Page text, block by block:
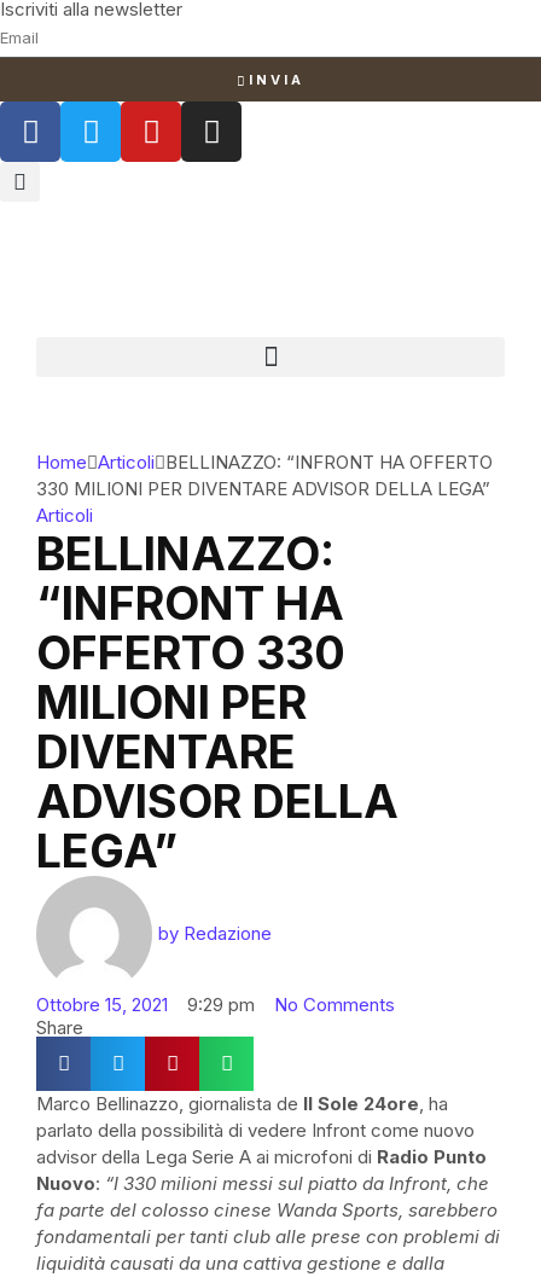
Iscriviti alla newsletter
INVIA
Home Articoli BELLINAZZO: “INFRONT HA OFFERTO
330 MILIONI PER DIVENTARE ADVISOR DELLA LEGA”
Articoli
BELLINAZZO:
“INFRONT HA
OFFERTO 330
MILIONI PER
DIVENTARE
ADVISOR DELLA
LEGA”
by Redazione
Ottobre 15, 2021 9:29 pm
No Comments
Share
Marco Bellinazzo, giornalista de Il Sole 24ore, ha
parlato della possibilità di vedere Infront come nuovo
advisor della Lega Serie A ai microfoni di Radio Punto
Nuovo: “I 330 milioni messi sul piatto da Infront, che
fa parte del colosso cinese Wanda Sports, sarebbero
fondamentali per tanti club alle prese con problemi di
liquidità causati da una cattiva gestione e dalla